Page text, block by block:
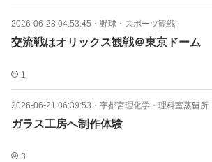
2026-06-28 04:53:45 ・ 野球・スポーツ観戦
交流戦はオリックス観戦＠東京ドーム
1
2026-06-21 06:39:53 ・ 宇都宮理化学・理科室蒸留所
ガラス工房へ制作体験
3